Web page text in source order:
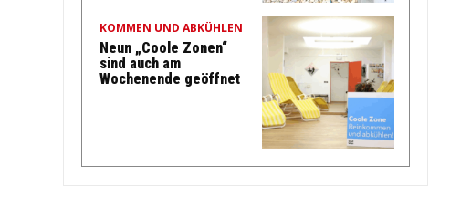
KOMMEN UND ABKÜHLEN
Neun „Coole Zonen“
sind auch am
Wochenende geöffnet